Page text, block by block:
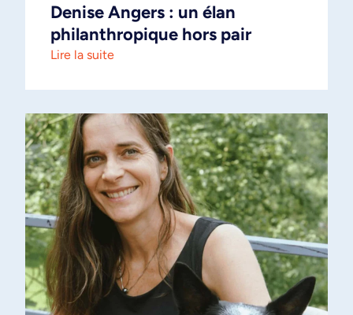
Denise Angers : un élan
philanthropique hors pair
Lire la suite